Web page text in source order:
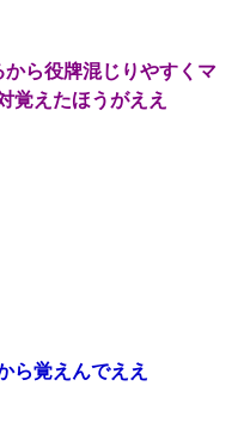
ら役牌混じりやすくマ
覚えたほうがええ
ら覚えんでええ